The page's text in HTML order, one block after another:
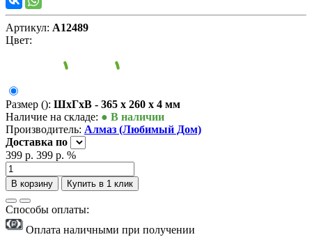
Артикул: А12489
Цвет:
Размер (): ШxГxВ - 365 x 260 x 4 мм
Наличие на складе: ● В наличии
Производитель: Алмаз (Любимый Дом)
Доставка по
399 р. 399 р. %
В корзину Купить в 1 клик
Способы оплаты:
Оплата наличными при получении